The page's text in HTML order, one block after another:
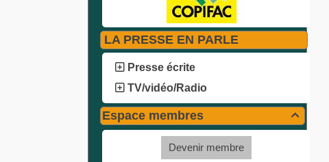
LA PRESSE EN PARLE
Presse écrite
TV/vidéo/Radio

Espace membres
Devenir membre